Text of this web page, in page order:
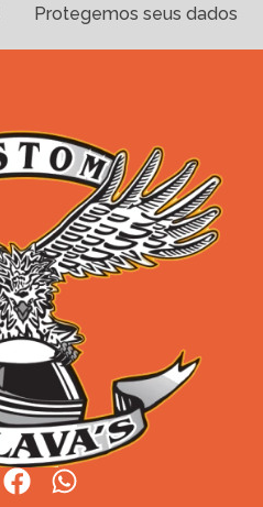
Protegemos seus dados